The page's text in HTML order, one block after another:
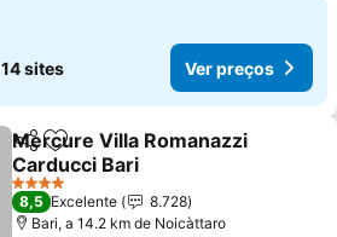
14 sites Ver preços
PartilharAdicionar aos favoritos
Mercure Villa Romanazzi
Carducci Bari
4 Estrelas
8,5 Excelente
8.728
Bari, a 14.2 km de Noicàttaro